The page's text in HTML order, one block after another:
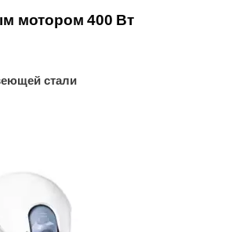
мотором 400 Вт
стали